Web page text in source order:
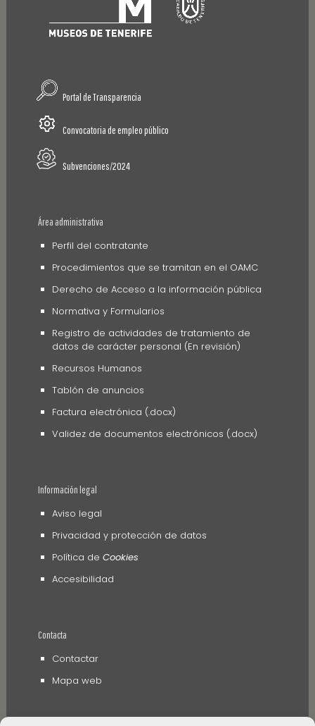
Portal de Transparencia
Convocatoria de empleo público
Subvenciones/2024
Área administrativa
Perfil del contratante
Procedimientos que se tramitan en el OAMC
Derecho de Acceso a la información pública
Normativa y Formularios
Registro de actividades de tratamiento de
datos de carácter personal (En revisión)
Recursos Humanos
Tablón de anuncios
Factura electrónica (.docx)
Validez de documentos electrónicos (.docx)
Información legal
Aviso legal
Privacidad y protección de datos
Política de Cookies
Accesibilidad
Contacta
Contactar
Mapa web